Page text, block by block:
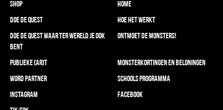
Shop
Home
Doe de Quest
HOE HET WERKT
Doe de Quest waar ter wereld je ook
bent
Ontmoet de Monsters!
Publieke (AR)t
Monsterkortingen en Beloningen
Word partner
Schools programma
Instagram
Facebook